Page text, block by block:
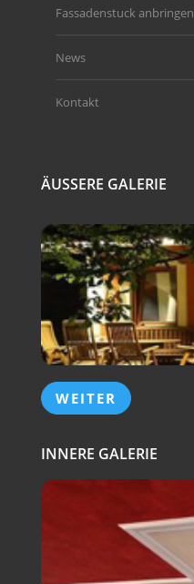
Fassadenstuck anbringen
News
Kontakt
ÄUSSERE GALERIE
WEITER
INNERE GALERIE